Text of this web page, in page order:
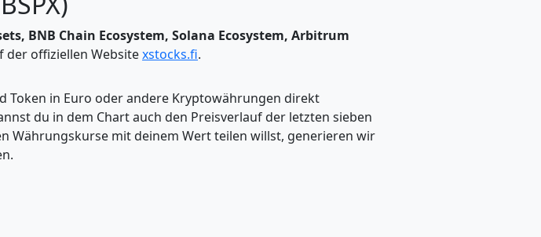
BNB Chain Ecosystem, Solana Ecosystem, Arbitrum
offiziellen Websitexstocks.fi.
Token in Euro oder andere Kryptowährungen direkt
du in dem Chart auch den Preisverlauf der letzten sieben
Währungskurse mit deinem Wert teilen willst, generieren wir